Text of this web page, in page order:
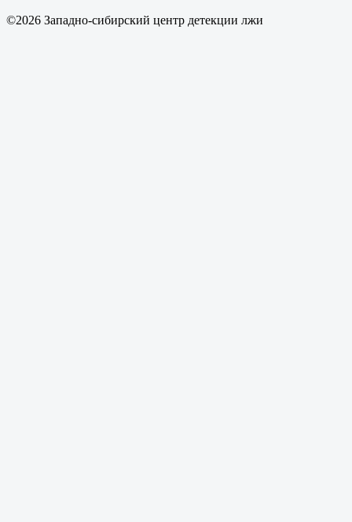
©2026 Западно-сибирский центр детекции лжи